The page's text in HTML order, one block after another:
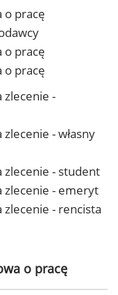
o pracę
o pracę
o pracę
-
- własny
- student
zlecenie - emeryt
- rencista
o pracę